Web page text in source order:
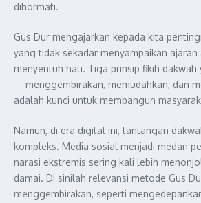
dihormati.
Gus Dur mengajarkan kepada kita
yang tidak sekadar menyampaikan
menyentuh hati. Tiga prinsip fikih dakwah
—menggembirakan, memudahkan, dan
adalah kunci untuk membangun
Namun, di era digital ini, tantangan
kompleks. Media sosial menjadi medan
narasi ekstremis sering kali lebih
damai. Di sinilah relevansi metode Gus
menggembirakan, seperti